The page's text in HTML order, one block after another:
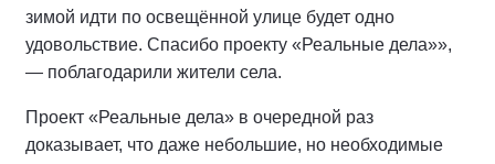
зимой идти по освещённой улице будет одно
удовольствие. Спасибо проекту «Реальные дела»»,
— поблагодарили жители села.
Проект «Реальные дела» в очередной раз
доказывает, что даже небольшие, но необходимые